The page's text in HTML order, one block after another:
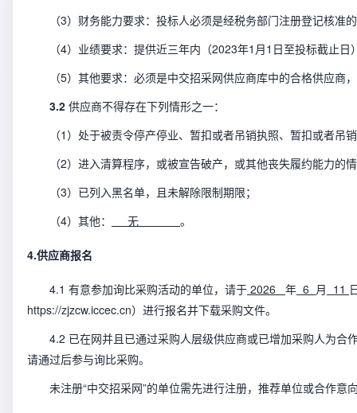
（3）财务能力要求：投标人必须是经税务部门注册登记核准
（4）业绩要求：提供近三年内（2023年1 月1 日至投标截止日
（5）其他要求：必须是中交招采网供应商库中的合格供应商
3.2 供应商不得存在下列情形之一：
（1）处于被责令停产停业、 暂扣或者吊销执照、 暂扣或者吊
（2）进入清算程序，或被宣告破产，或其他丧失履约能力的
（3）已列入黑名单，且未解除限制期限；
（4） 其他： 无 。
4.供应商报名
4.1 有意参加询比采购活动的单位，请于 2026 年 6 月 11
https://zjzcw.iccec.cn）进行报名并下载采购文件。
4.2 已在网并且已通过采购人层级供应商或已增加采购人为合
请通过后参与询比采购。
未注册“中交招采网”的单位需先进行注册，推荐单位或合作意